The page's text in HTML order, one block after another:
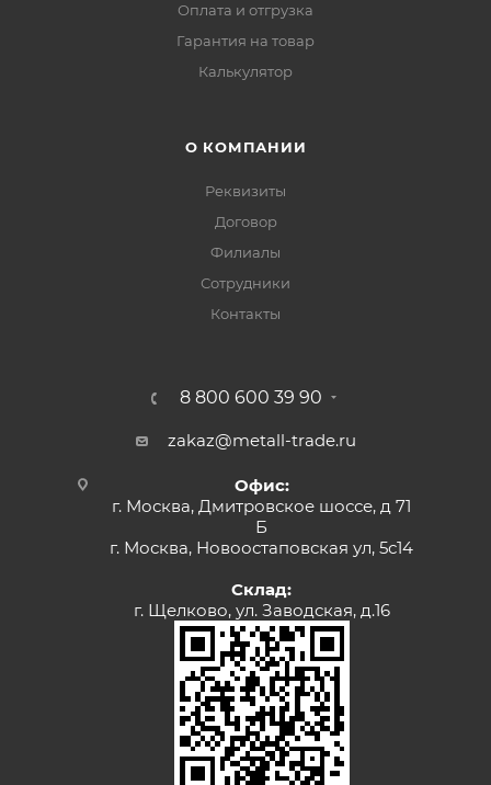
Оплата и отгрузка
Гарантия на товар
Калькулятор
О КОМПАНИИ
Реквизиты
Договор
Филиалы
Сотрудники
Контакты
8 800 600 39 90
zakaz@metall-trade.ru
Офис:
г. Москва, Дмитровское шоссе, д 71
Б
г. Москва, Новоостаповская ул, 5с14
Склад:
г. Щелково, ул. Заводская, д.16